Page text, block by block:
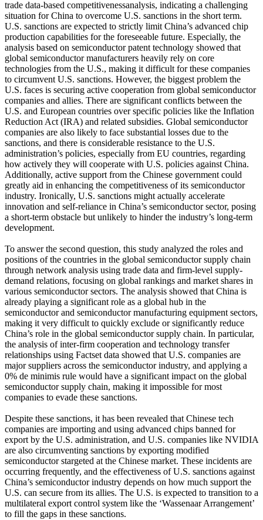
trade data-based competitivenessanalysis, indicating a challenging
situation for China to overcome U.S. sanctions in the short term.
U.S. sanctions are expected to strictly limit China’s advanced chip
production capabilities for the foreseeable future. Especially, the
analysis based on semiconductor patent technology showed that
global semiconductor manufacturers heavily rely on core
technologies from the U.S., making it difficult for these companies
to circumvent U.S. sanctions. However, the biggest problem the
U.S. faces is securing active cooperation from global semiconductor
companies and allies. There are significant conflicts between the
U.S. and European countries over specific policies like the Inflation
Reduction Act (IRA) and related subsidies. Global semiconductor
companies are also likely to face substantial losses due to the
sanctions, and there is considerable resistance to the U.S.
administration’s policies, especially from EU countries, regarding
how actively they will cooperate with U.S. policies against China.
Additionally, active support from the Chinese government could
greatly aid in enhancing the competitiveness of its semiconductor
industry. Ironically, U.S. sanctions might actually accelerate
innovation and self-reliance in China’s semiconductor sector, posing
a short-term obstacle but unlikely to hinder the industry’s long-term
development.
To answer the second question, this study analyzed the roles and
positions of the countries in the global semiconductor supply chain
through network analysis using trade data and firm-level supply-
demand relations, focusing on global rankings and market shares in
various semiconductor sectors. The analysis showed that China is
already playing a significant role as a global hub in the
semiconductor and semiconductor manufacturing equipment sectors,
making it very difficult to quickly exclude or significantly reduce
China’s role in the global semiconductor supply chain. In particular,
the analysis of inter-firm cooperation and technology transfer
relationships using Factset data showed that U.S. companies are
major suppliers across the semiconductor industry, and applying a
0% de minimis rule would have a significant impact on the global
semiconductor supply chain, making it impossible for most
companies to evade these sanctions.
Despite these sanctions, it has been revealed that Chinese tech
companies are importing and using advanced chips banned for
export by the U.S. administration, and U.S. companies like NVIDIA
are also circumventing sanctions by exporting modified
semiconductor stargeted at the Chinese market. These incidents are
occurring frequently, and the effectiveness of U.S. sanctions against
China’s semiconductor industry depends on how much support the
U.S. can secure from its allies. The U.S. is expected to transition to a
multilateral export control system like the ‘Wassenaar Arrangement’
to fill the gaps in these sanctions.